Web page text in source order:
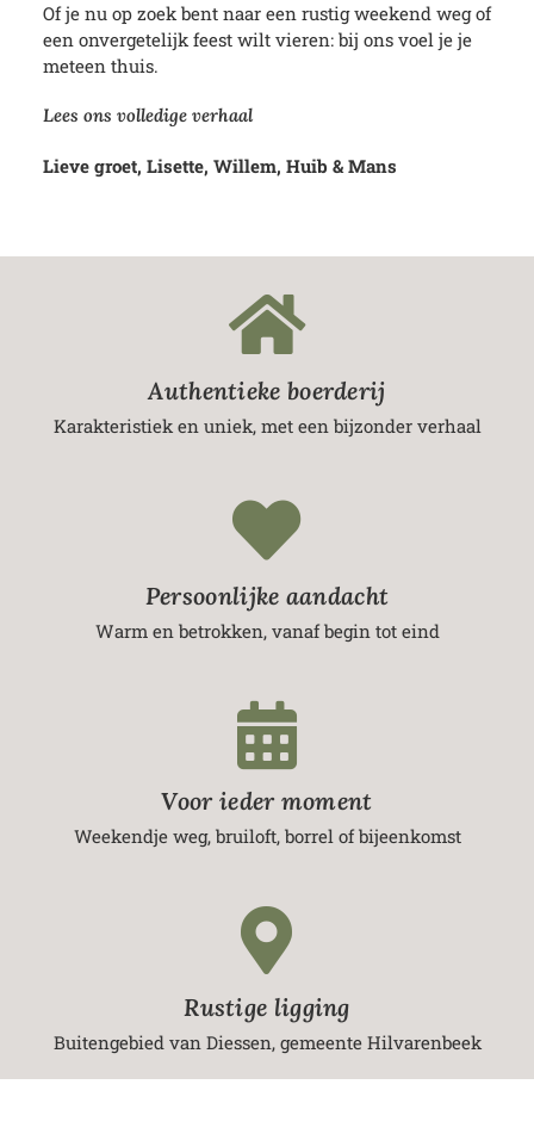
Of je nu op zoek bent naar een rustig weekend weg of
een onvergetelijk feest wilt vieren: bij ons voel je je
meteen thuis.
Lees ons volledige verhaal
Lieve groet, Lisette, Willem, Huib & Mans
Authentieke boerderij
Karakteristiek en uniek, met een bijzonder verhaal
Persoonlijke aandacht
Warm en betrokken, vanaf begin tot eind
Voor ieder moment
Weekendje weg, bruiloft, borrel of bijeenkomst
Rustige ligging
Buitengebied van Diessen, gemeente Hilvarenbeek